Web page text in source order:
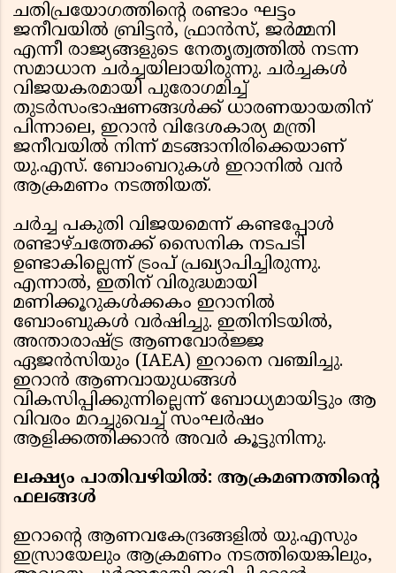
ചതിപ്രയോഗത്തിന്റെ രണ്ടാം ഘട്ടം
ജനീവയിൽ ബ്രിട്ടൻ, ഫ്രാൻസ്, ജർമ്മനി
എന്നീ രാജ്യങ്ങളുടെ നേതൃത്വത്തിൽ നടന്ന
സമാധാന ചർച്ചയിലായിരുന്നു. ചർച്ചകൾ
വിജയകരമായി പുരോഗമിച്ച്
തുടർസംഭാഷണങ്ങൾക്ക് ധാരണയായതിന്
പിന്നാലെ, ഇറാൻ വിദേശകാര്യ മന്ത്രി
ജനീവയിൽ നിന്ന് മടങ്ങാനിരിക്കെയാണ്
യു.എസ്. ബോംബറുകൾ ഇറാനിൽ വൻ
ആക്രമണം നടത്തിയത്.
ചർച്ച പകുതി വിജയമെന്ന് കണ്ടപ്പോൾ
രണ്ടാഴ്ചത്തേക്ക് സൈനിക നടപടി
ഉണ്ടാകില്ലെന്ന് ട്രംപ് പ്രഖ്യാപിച്ചിരുന്നു.
എന്നാൽ, ഇതിന് വിരുദ്ധമായി
മണിക്കൂറുകൾക്കകം ഇറാനിൽ
ബോംബുകൾ വർഷിച്ചു. ഇതിനിടയിൽ,
അന്താരാഷ്ട്ര ആണവോർജ്ജ
ഏജൻസിയും (IAEA) ഇറാനെ വഞ്ചിച്ചു.
ഇറാൻ ആണവായുധങ്ങൾ
വികസിപ്പിക്കുന്നില്ലെന്ന് ബോധ്യമായിട്ടും ആ
വിവരം മറച്ചുവെച്ച് സംഘർഷം
ആളിക്കത്തിക്കാൻ അവർ കൂട്ടുനിന്നു.
ലക്ഷ്യം പാതിവഴിയിൽ: ആക്രമണത്തിന്റെ
ഫലങ്ങൾ
ഇറാന്റെ ആണവകേന്ദ്രങ്ങളിൽ യു.എസും
ഇസ്രായേലും ആക്രമണം നടത്തിയെങ്കിലും,